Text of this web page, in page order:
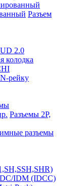
Разъем
2.0
колодка
рейку
Разъемы 2Р,
разъемы
IDM (IDCC)